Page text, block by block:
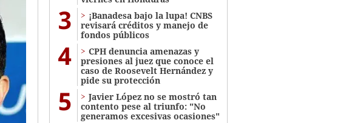
3
¡Banadesa bajo la lupa! CNBS
revisará créditos y manejo de
fondos públicos
4
CPH denuncia amenazas y
presiones al juez que conoce el
caso de Roosevelt Hernández y
pide su protección
5
Javier López no se mostró tan
contento pese al triunfo: "No
generamos excesivas ocasiones"